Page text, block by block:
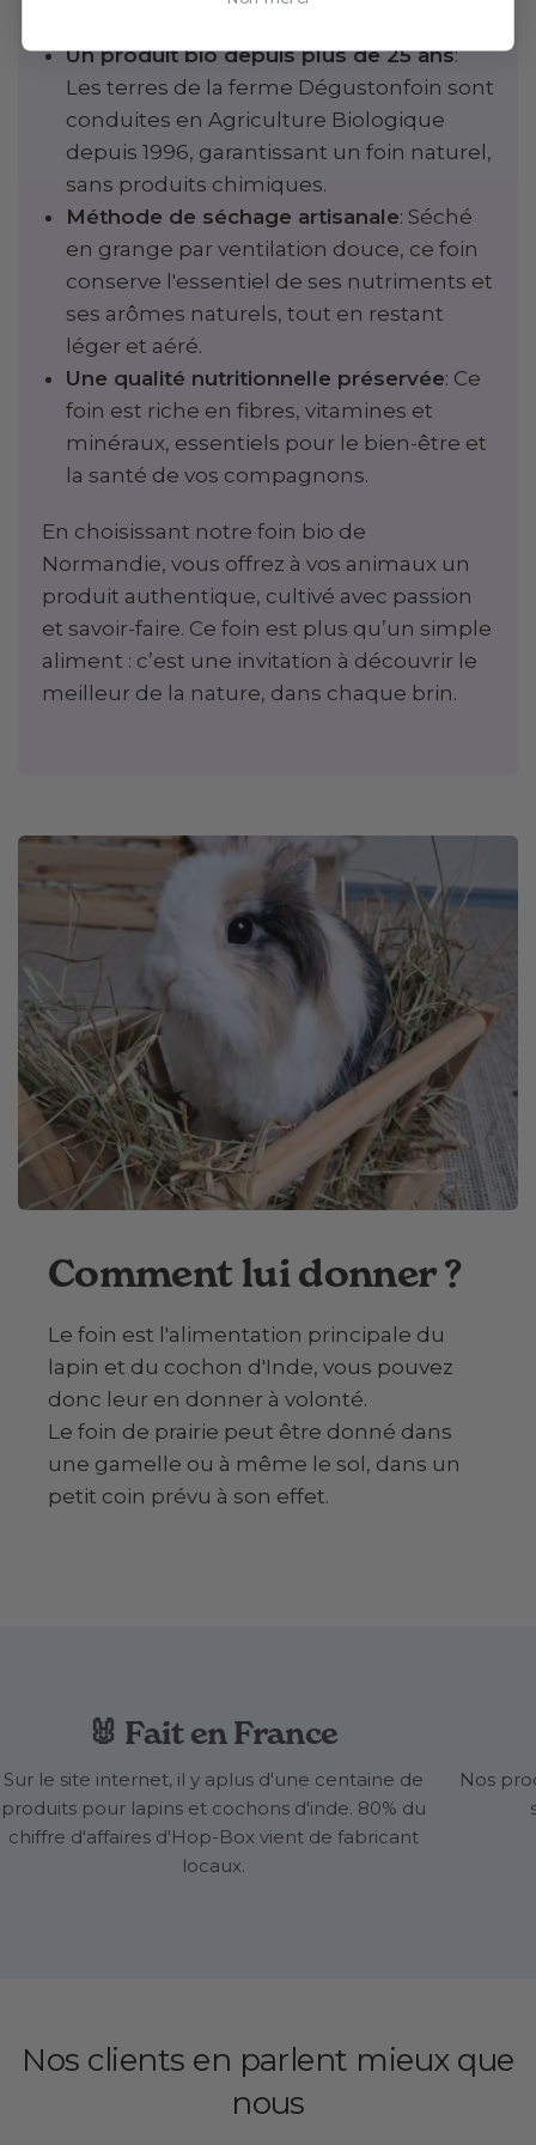
Un produit bio depuis plus de 25 ans:
Les terres de la ferme Dégustonfoin sont
conduites en Agriculture Biologique
depuis 1996, garantissant un foin naturel,
sans produits chimiques.
Méthode de séchage artisanale: Séché
en grange par ventilation douce, ce foin
conserve l'essentiel de ses nutriments et
ses arômes naturels, tout en restant
léger et aéré.
Une qualité nutritionnelle préservée: Ce
foin est riche en fibres, vitamines et
minéraux, essentiels pour le bien-être et
la santé de vos compagnons.
En choisissant notre foin bio de
Normandie, vous offrez à vos animaux un
produit authentique, cultivé avec passion
et savoir-faire. Ce foin est plus qu’un simple
aliment : c’est une invitation à découvrir le
meilleur de la nature, dans chaque brin.
Comment lui donner ?
Le foin est l'alimentation principale du
lapin et du cochon d'Inde, vous pouvez
donc leur en donner à volonté.
Le foin de prairie peut être donné dans
une gamelle ou à même le sol, dans un
petit coin prévu à son effet.
🐰 Fait en France
Sur le site internet, il y aplus d'une centaine de
produits pour lapins et cochons d'inde. 80% du
chiffre d'affaires d'Hop-Box vient de fabricant
locaux.
Nos
Nos clients en parlent mieux que
nous